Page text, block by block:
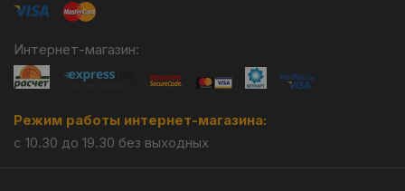
Интернет-магазин:
Режим работы интернет-магазина:
с 10.30 до 19.30 без выходных